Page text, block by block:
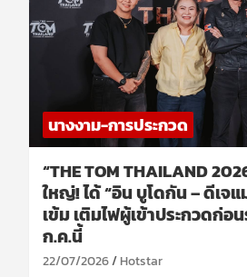
นางงาม-การประกวด
“THE TOM THAILAND
ใหญ่! ได้ “อิน บูโดกัน – ดีเจ
เข้ม เติมไฟผู้เข้าประกวดก่
ก.ค.นี้
22/07/2026 Hotstar